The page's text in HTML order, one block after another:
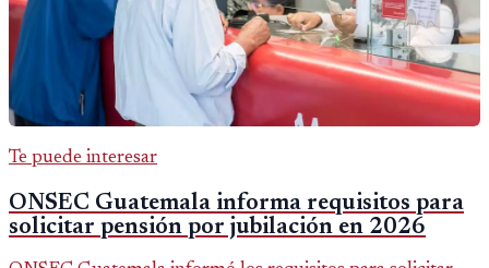
Te puede interesar
ONSEC Guatemala informa requisitos para
solicitar pensión por jubilación en 2026